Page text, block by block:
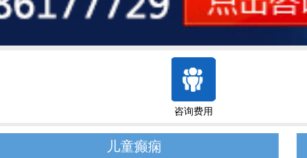
咨询费用
儿童癫痫